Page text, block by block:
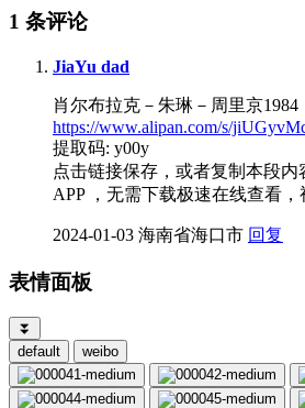
1 条评论
JiaYu dad
肖尔布拉克－朱琳－周里京1984
https://www.alipan.com/s/
提取码: y00y
点击链接保存，或者复制本段内
APP ，无需下载极速在线查看，
2024-01-03 海南省海口市 回复
表情面板
⏬
default
weibo